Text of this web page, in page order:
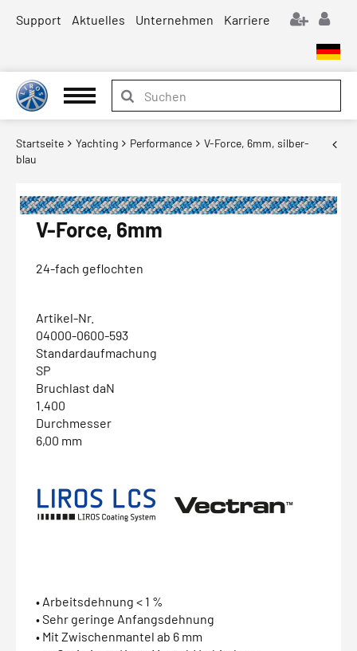
Support Aktuelles Unternehmen Karriere
Startseite Yachting Performance
V-Force, 6mm, silber-
blau
V-Force, 6mm
24-fach geflochten
Artikel-Nr.
04000-0600-593
Standardaufmachung
SP
Bruchlast daN
1.400
Durchmesser
6,00 mm
• Arbeitsdehnung < 1 %
• Sehr geringe Anfangsdehnung
• Mit Zwischenmantel ab 6 mm